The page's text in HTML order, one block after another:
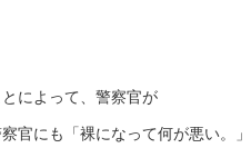
によって、警察官が
官にも「裸になって何が悪い。」